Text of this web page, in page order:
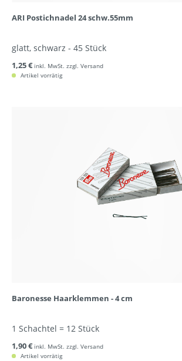
ARI Postichnadel 24 schw.55mm
glatt, schwarz - 45 Stück
1,25 € inkl. MwSt. zzgl. Versand
Artikel vorrätig
Baronesse Haarklemmen - 4 cm
1 Schachtel = 12 Stück
1,90 € inkl. MwSt. zzgl. Versand
Artikel vorrätig